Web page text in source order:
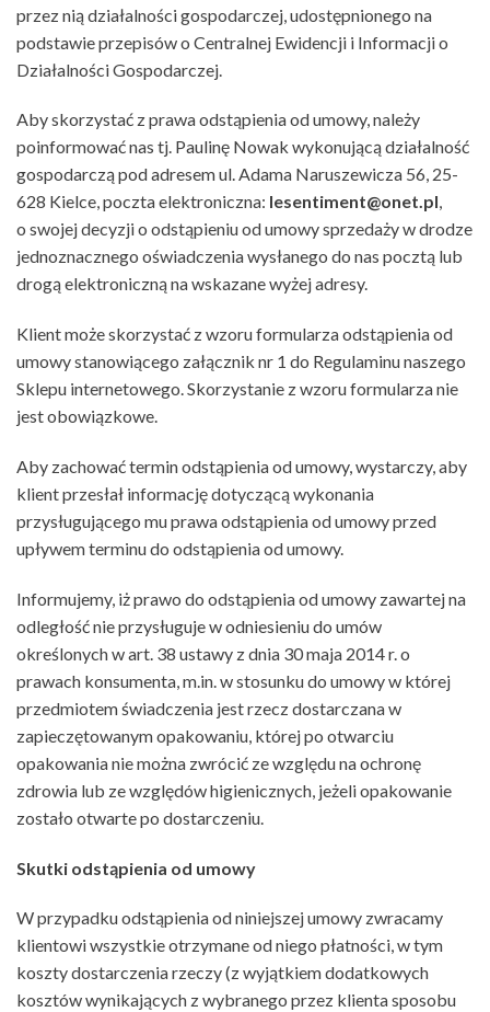
przez nią działalności gospodarczej, udostępnionego na
podstawie przepisów o Centralnej Ewidencji i Informacji o
Działalności Gospodarczej.
Aby skorzystać z prawa odstąpienia od umowy, należy
poinformować nas tj. Paulinę Nowak wykonującą działalność
gospodarczą pod adresemul.Adama Naruszewicza 56, 25-
628 Kielce, poczta elektroniczna: lesentiment@onet.pl,
o swojej decyzji o odstąpieniu od umowy sprzedaży w drodze
jednoznacznego oświadczenia wysłanego do nas pocztą lub
drogą elektroniczną na wskazane wyżej adresy.
Klient może skorzystać z wzoru formularza odstąpienia od
umowy stanowiącego załącznik nr 1 do Regulaminu naszego
Sklepu internetowego. Skorzystanie z wzoru formularza nie
jest obowiązkowe.
Aby zachować termin odstąpienia od umowy, wystarczy, aby
klient przesłał informację dotyczącą wykonania
przysługującego mu prawa odstąpienia od umowy przed
upływem terminu do odstąpienia od umowy.
Informujemy, iż prawo do odstąpienia od umowy zawartej na
odległość nie przysługuje w odniesieniu do umów
określonych w art. 38 ustawy z dnia 30 maja 2014 r. o
prawach konsumenta, m.in. w stosunku do umowy w której
przedmiotem świadczenia jest rzecz dostarczana w
zapieczętowanym opakowaniu, której po otwarciu
opakowania nie można zwrócić ze względu na ochronę
zdrowia lub ze względów higienicznych, jeżeli opakowanie
zostało otwarte po dostarczeniu.
Skutki odstąpienia od umowy
W przypadku odstąpienia od niniejszej umowy zwracamy
klientowi wszystkie otrzymane od niego płatności, w tym
koszty dostarczenia rzeczy (z wyjątkiem dodatkowych
kosztów wynikających z wybranego przez klienta sposobu